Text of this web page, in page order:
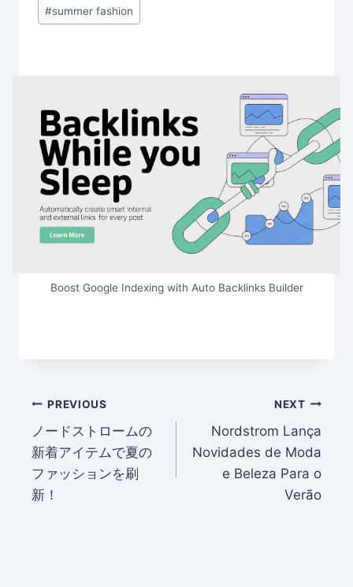
#summer fashion
Boost Google Indexing with Auto Backlinks Builder
Post
navigation
PREVIOUS
ノードストロームの
新着アイテムで夏の
ファッションを刷
新！
NEXT
Nordstrom Lança
Novidades de Moda
e Beleza Para o
Verão